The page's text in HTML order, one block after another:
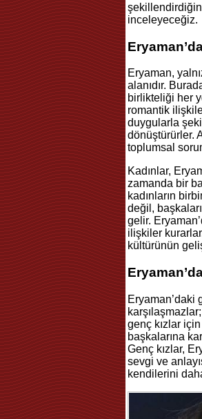
inceleyeceğiz.
Eryaman,
alanıdır.
birlikteliği her
romantik
duygularla
dönüştürürler.
toplumsal
Kadınlar,
zamanda bir
kadınların
değil,
gelir.
ilişkiler
kültürünün
Eryaman’daki
genç kızlar
başkalarına
Genç kızlar,
sevgi ve
kendilerini